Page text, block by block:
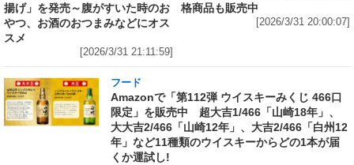
揚げ」を発売～腹がすいた時のお
やつ、お酒のおつまみなどにオス
スメ
[2026/3/31 21:11:59]
格商品も販売中
[2026/3/31 20:00:07]
フード
Amazonで「第112弾 ウイスキーみくじ 466口
限定」を販売中 超大吉1/466「山崎18年」、
大大吉2/466「山崎12年」、大吉2/466「白州12
年」など11種類のウイスキーからどの1本が届
くか運試し!